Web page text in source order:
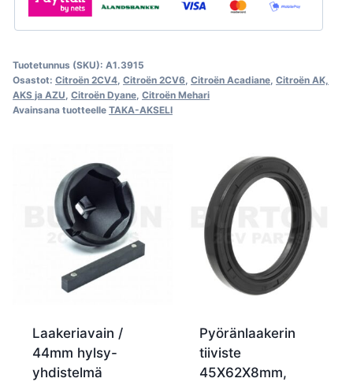
Tuotetunnus (SKU): A1.3915
Osastot: Citroën 2CV4 Citroën 2CV6 Citroën Acadiane Citroën AK,
AKS ja AZU Citroën Dyane Citroën Mehari
Avainsana tuotteelle TAKA-AKSELI
Laakeriavain /
44mm hylsy-
yhdistelmä
Pyöränlaakerin
tiiviste
45X62X8mm,